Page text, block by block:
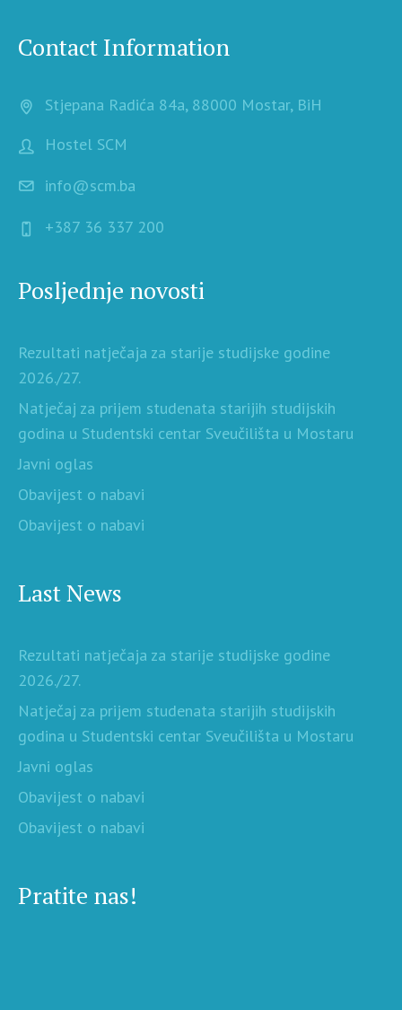
Contact Information
Stjepana Radića 84a, 88000 Mostar, BiH
Hostel SCM
info@scm.ba
+387 36 337 200
Posljednje novosti
Rezultati natječaja za starije studijske godine
2026./27.
Natječaj za prijem studenata starijih studijskih
godina u Studentski centar Sveučilišta u Mostaru
Javni oglas
Obavijest o nabavi
Obavijest o nabavi
Last News
Rezultati natječaja za starije studijske godine
2026./27.
Natječaj za prijem studenata starijih studijskih
godina u Studentski centar Sveučilišta u Mostaru
Javni oglas
Obavijest o nabavi
Obavijest o nabavi
Pratite nas!